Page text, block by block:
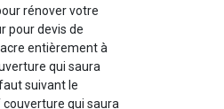
rénover votre
pour devis de
entièrement à
qui saura
suivant le
qui saura